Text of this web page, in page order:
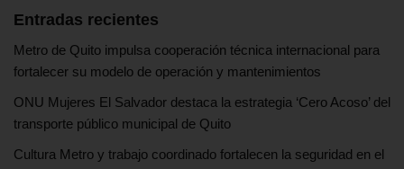
Entradas recientes
Metro de Quito impulsa cooperación técnica internacional para
fortalecer su modelo de operación y mantenimientos
ONU Mujeres El Salvador destaca la estrategia ‘Cero Acoso’ del
transporte público municipal de Quito
Cultura Metro y trabajo coordinado fortalecen la seguridad en el